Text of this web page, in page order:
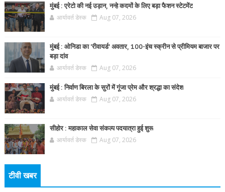
मुंबई : एरेटो की नई उड़ान, नन्हे कदमों के लिए बड़ा फैशन स्टेटमेंट
आर्यावर्त डेस्क Aug 07, 2026
मुंबई : ओनिडा का 'रीवायर्ड’ अवतार, 100-इंच स्क्रीन से प्रीमियम बाजार पर
बड़ा दांव
आर्यावर्त डेस्क Aug 07, 2026
मुंबई : निर्वाण बिरला के सुरों में गूंजा प्रेम और श्रद्धा का संदेश
आर्यावर्त डेस्क Aug 07, 2026
सीहोर : महाकाल सेवा संकल्प पदयात्रा हुई शुरू
आर्यावर्त डेस्क Aug 07, 2026
टीवी खबर